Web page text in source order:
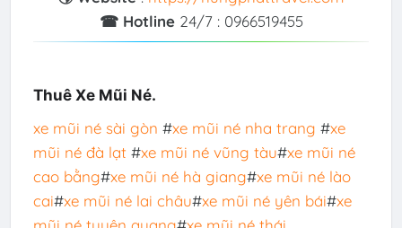
☎ Hotline24/7 : 0966519455
Thuê Xe Mũi Né.
xe mũi né sài gòn #xe mũi né nha trang #xe
mũi né đà lạt #xe mũi né vũng tàu#xe mũi né
cao bằng#xe mũi né hà giang#xe mũi né lào
cai#xe mũi né lai châu#xe mũi né yên bái#xe